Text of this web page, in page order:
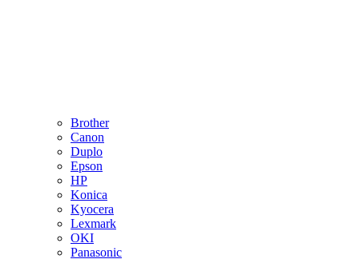
Brother
Canon
Duplo
Epson
HP
Konica
Kyocera
Lexmark
OKI
Panasonic